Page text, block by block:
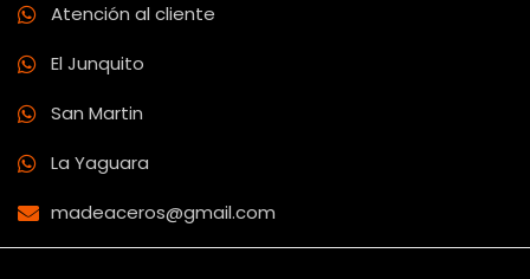
Atención al cliente
El Junquito
San Martin
La Yaguara
madeaceros@gmail.com